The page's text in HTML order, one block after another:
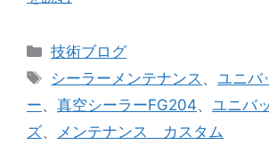
カ
テ
リ
ー
技術ブログ
タ
グ
シーラーメンテナンス 、ユニバ
ー、 真空シーラーFG204、 ユニバ
ズ、 メンテナンス カスタム